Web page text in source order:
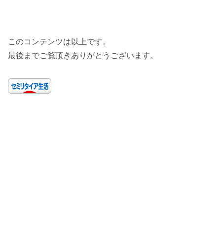
このコンテンツは以上です。
最後までご覧頂きありがとうございます。